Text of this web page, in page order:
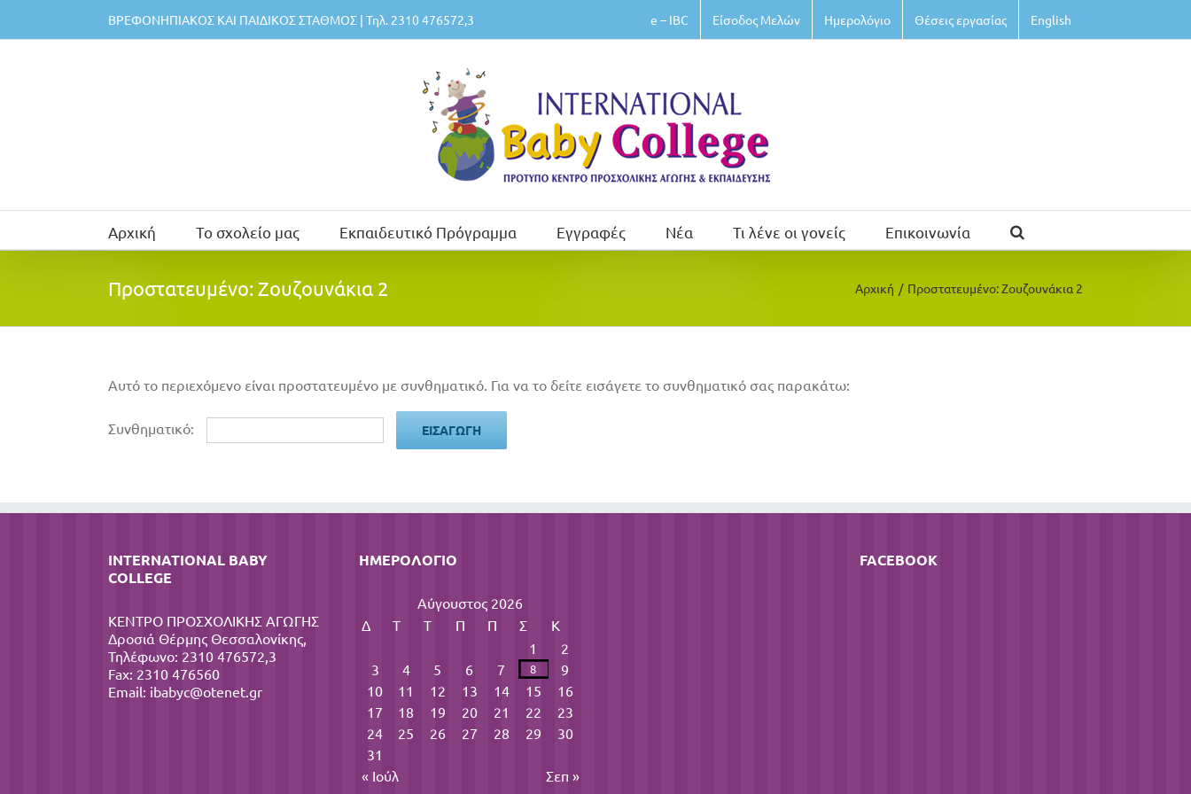
περιεχόμενο
ΒΡΕΦΟΝΗΠΙΑΚΟΣ ΚΑΙ ΠΑΙΔΙΚΟΣ ΣΤΑΘΜΟΣ | Τηλ. 2310 476572,3 e – IBC Είσοδος Μελών Ημερολόγιο Θέσεις εργασίας English
Αρχική Το σχολείο μας Εκπαιδευτικό Πρόγραμμα Εγγραφές Νέα Τι λένε οι γονείς Επικοινωνία
Πρoστατευμένο: Ζουζουνάκια 2 Αρχική / Πρoστατευμένο: Ζουζουνάκια 2
Αυτό το περιεχόμενο είναι προστατευμένο με συνθηματικό. Για να το δείτε εισάγετε το συνθηματικό σας παρακάτω:
Συνθηματικό:
INTERNATIONAL BABY
COLLEGE
ΚΕΝΤΡΟ ΠΡΟΣΧΟΛΙΚΗΣ ΑΓΩΓΗΣ
Δροσιά Θέρμης Θεσσαλονίκης,
Τηλέφωνο: 2310 476572,3
Fax: 2310 476560
Email: ibabyc@otenet.gr
ΗΜΕΡΟΛΌΓΙΟ
Αύγουστος 2026
Δ
Τ Τ Π Π Σ
Κ
1
2
3
4 5 6 7 8
9
10
11 12 13 14 15
16
17
18 19 20 21 22
23
24
25 26 27 28 29
30
31
« Ιούλ
Σεπ »
FACEBOOK